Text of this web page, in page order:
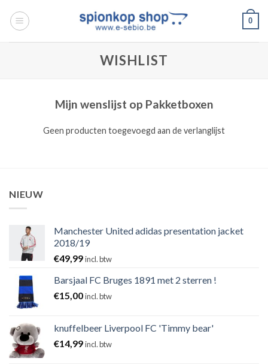
naar
0
WISHLIST
Mijn wenslijst op Pakketboxen
Geen producten toegevoegd aan de verlanglijst
NIEUW
Manchester United adidas presentation jacket
2018/19
€49,99incl. btw
Barsjaal FC Bruges 1891 met 2 sterren !
€15,00incl. btw
knuffelbeer Liverpool FC 'Timmy bear'
€14,99incl. btw